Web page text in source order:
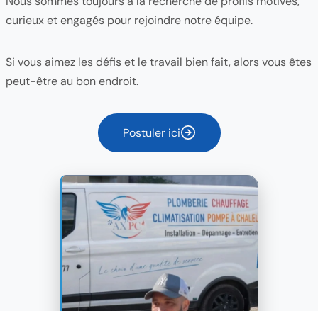
curieux et engagés pour rejoindre notre équipe.
Si vous aimez les défis et le travail bien fait, alors vous êtes
peut-être au bon endroit.
Postuler ici